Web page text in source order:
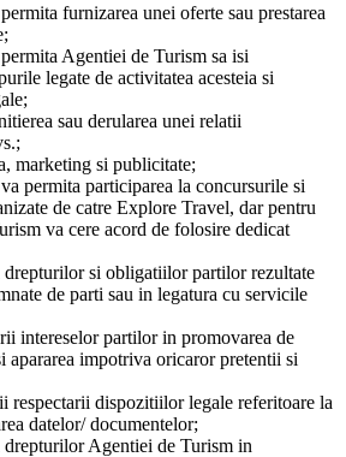
furnizarea unei oferte sau prestarea
Agentiei de Turism sa isi
legate de activitatea acesteia si
sau derularea unei relatii
marketing si publicitate;
permita participarea la concursurile si
de catre Explore Travel, dar pentru
va cere acord de folosire dedicat
drepturilor si obligatiilor partilor rezultate
de parti sau in legatura cu servicile
intereselor partilor in promovarea de
apararea impotriva oricaror pretentii si
respectarii dispozitiilor legale referitoare la
datelor/ documentelor;
drepturilor Agentiei de Turism in